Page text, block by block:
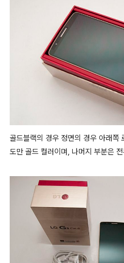
골드블랙의 경우 정면의 경우 아래쪽
도만 골드 컬러이며, 나머지 부분은